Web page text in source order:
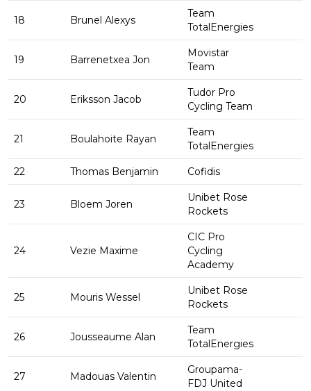
18 Brunel Alexys
Team
TotalEnergies
19 Barrenetxea Jon
Movistar
Team
20 Eriksson Jacob
Tudor Pro
Cycling Team
21 Boulahoite Rayan
Team
TotalEnergies
22 Thomas Benjamin Cofidis
23 Bloem Joren
Unibet Rose
Rockets
24 Vezie Maxime
CIC Pro
Cycling
Academy
25 Mouris Wessel
Unibet Rose
Rockets
26 Jousseaume Alan
Team
TotalEnergies
27 Madouas Valentin
Groupama-
FDJ United